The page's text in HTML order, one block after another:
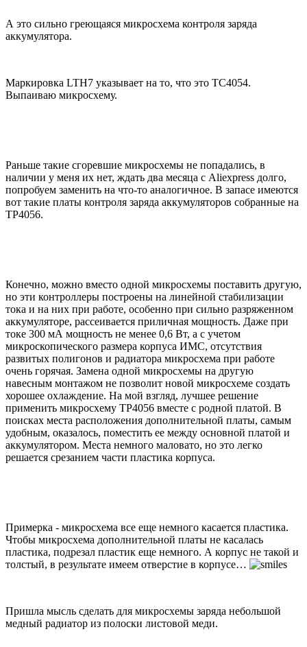
А это сильно греющаяся микросхема контроля заряда
аккумулятора.
Маркировка LTH7 указывает на то, что это TC4054.
Выпаиваю микросхему.
Раньше такие сгоревшие микросхемы не попадались, в
наличии у меня их нет, ждать два месяца с Aliexpress долго,
попробуем заменить на что-то аналогичное. В запасе имеются
вот такие платы контроля заряда аккумуляторов собранные на
TP4056.
Конечно, можно вместо одной микросхемы поставить другую,
но эти контроллеры построены на линейной стабилизации
тока и на них при работе, особенно при сильно разряженном
аккумуляторе, рассеивается приличная мощность. Даже при
токе 300 мА мощность не менее 0,6 Вт, а с учетом
микроскопического размера корпуса ИМС, отсутствия
развитых полигонов и радиатора микросхема при работе
очень горячая. Замена одной микросхемы на другую
навесным монтажом не позволит новой микросхеме создать
хорошее охлаждение. На мой взгляд, лучшее решение
применить микросхему TP4056 вместе с родной платой. В
поисках места расположения дополнительной платы, самым
удобным, оказалось, поместить ее между основной платой и
аккумулятором. Места немного маловато, но это легко
решается срезанием части пластика корпуса.
Примерка - микросхема все еще немного касается пластика.
Чтобы микросхема дополнительной платы не касалась
пластика, подрезал пластик еще немного. А корпус не такой и
толстый, в результате имеем отверстие в корпусе…
Пришла мысль сделать для микросхемы заряда небольшой
медный радиатор из полоски листовой меди.